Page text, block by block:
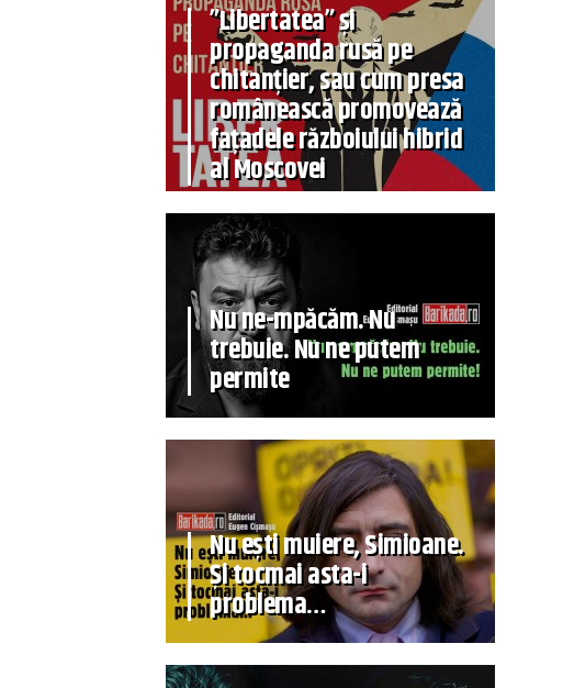
”Libertatea” și
propaganda rusă pe
chitanțier, sau cum presa
românească promovează
fațadele războiului hibrid
al Moscovei
Nu ne-mpăcăm. Nu
trebuie. Nu ne putem
permite
Nu ești muiere, Simioane.
Și tocmai asta-i
problema…